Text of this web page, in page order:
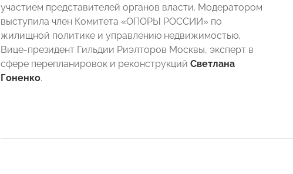
участием представителей органов власти. Модератором
выступила член Комитета «ОПОРЫ РОССИИ» по
жилищной политике и управлению недвижимостью,
Вице-президент Гильдии Риэлторов Москвы, эксперт в
сфере перепланировок и реконструкций Светлана
Гоненко.